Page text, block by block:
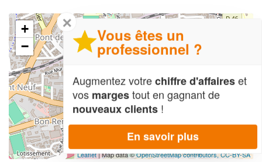
+
−
Leaflet| Map data ©OpenStreetMap contributors,CC-BY-SA
✕
Vous êtes un
professionnel ?
Augmentez votrechiffre d'affaireset
vos margestout en gagnant de
nouveaux clients !
En savoir plus